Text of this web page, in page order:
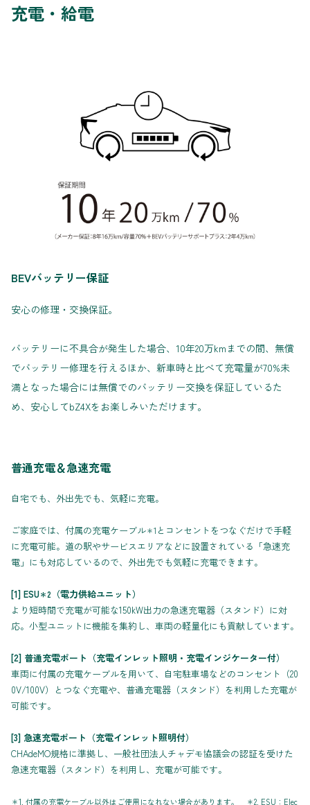
充電・給電
BEVバッテリー保証
安心の修理・交換保証。
バッテリーに不具合が発生した場合、10年20万kmまでの間、無償
でバッテリー修理を行えるほか、新車時と比べて充電量が70%未
満となった場合には無償でのバッテリー交換を保証しているた
め、安心してbZ4Xをお楽しみいただけます。
普通充電＆急速充電
自宅でも、外出先でも、気軽に充電。
ご家庭では、付属の充電ケーブル＊1 とコンセントをつなぐだけで手軽
に充電可能。道の駅やサービスエリアなどに設置されている「急速充
電」にも対応しているので、外出先でも気軽に充電できます。
[1] ESU＊2
（電力供給ユニット）
より短時間で充電が可能な150kW出力の急速充電器（スタンド）に対
応。小型ユニットに機能を集約し、車両の軽量化にも貢献しています。
[2] 普通充電ポート（充電インレット照明・充電インジケーター付）
車両に付属の充電ケーブルを用いて、自宅駐車場などのコンセント（20
0V/100V）とつなぐ充電や、普通充電器（スタンド）を利用した充電が
可能です。
[3] 急速充電ポート（充電インレット照明付）
CHAdeMO規格に準拠し、一般社団法人チャデモ協議会の認証を受けた
急速充電器（スタンド）を利用し、充電が可能です。
＊1. 付属の充電ケーブル以外はご使用になれない場合があります。 ＊2. ESU：Elec